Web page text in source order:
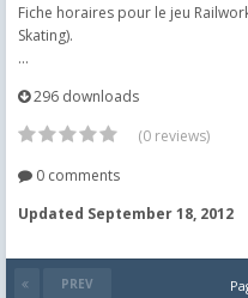
Fiche horaires pour le jeu
Skating).
...
296 downloads
(0 reviews)
0 comments
Updated September 18, 2012
PREV